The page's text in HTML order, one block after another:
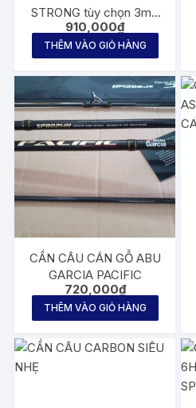
được
chọn
trên
sản
phẩm
STRONG tùy chọn 3m0
và 3m15
910,000₫
THÊM VÀO GIỎ HÀNG
CẦN CÂU CÁN GỖ ABU
GARCIA PACIFIC
720,000₫
THÊM VÀO GIỎ HÀNG